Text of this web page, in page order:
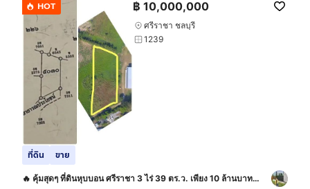
HOT ฿ 10,000,000
ศรีราชา ชลบุรี
1239
ที่ดิน ขาย
🔥 คุ้มสุดๆ ที่ดินหุบบอน ศรีราชา 3 ไร่ 39 ตร.ว. เพียง 10 ล้านบาท